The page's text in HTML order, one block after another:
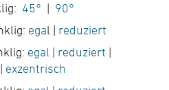
45° | 90°
egal | reduziert
egal | reduziert |
| exzentrisch